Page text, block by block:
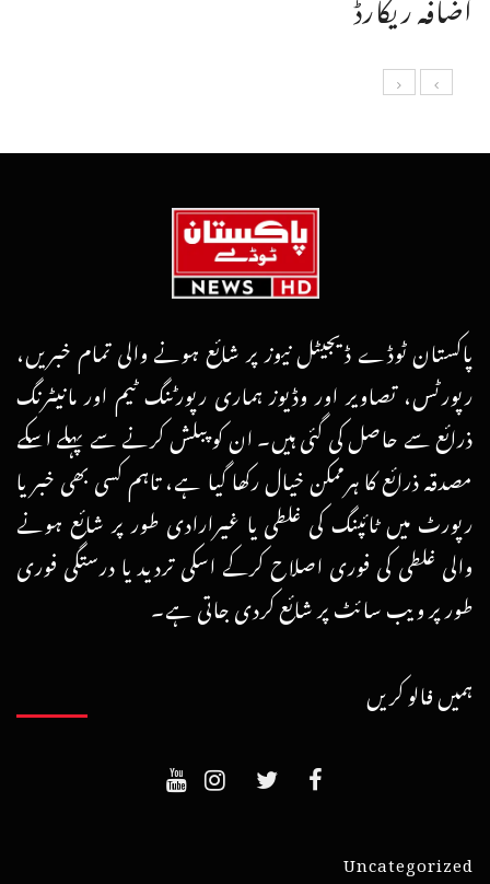
پاکستان ٹوڈے ڈیجیٹل نیوز پر شائع ہونے والی تمام خبریں،
رپورٹس، تصاویر اور وڈیوز ہماری رپورٹنگ ٹیم اور مانیٹرنگ
ذرائع سے حاصل کی گئی ہیں۔ ان کو پبلش کرنے سے پہلے اسکے
مصدقہ ذرائع کا ہرممکن خیال رکھا گیا ہے، تاہم کسی بھی خبر یا
رپورٹ میں ٹائپنگ کی غلطی یا غیرارادی طور پر شائع ہونے
والی غلطی کی فوری اصلاح کرکے اسکی تردید یا درستگی فوری
طور پر ویب سائٹ پر شائع کردی جاتی ہے۔
ہمیں فالو کریں
Uncategorized